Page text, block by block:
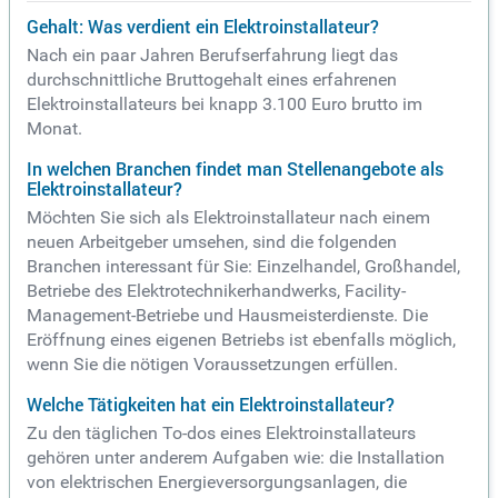
Gehalt: Was verdient ein Elektroinstallateur?
Nach ein paar Jahren Berufserfahrung liegt das
durchschnittliche Bruttogehalt eines erfahrenen
Elektroinstallateurs bei knapp 3.100 Euro brutto im
Monat.
In welchen Branchen findet man Stellenangebote als
Elektroinstallateur?
Möchten Sie sich als Elektroinstallateur nach einem
neuen Arbeitgeber umsehen, sind die folgenden
Branchen interessant für Sie: Einzelhandel, Großhandel,
Betriebe des Elektrotechnikerhandwerks, Facility-
Management-Betriebe und Hausmeisterdienste. Die
Eröffnung eines eigenen Betriebs ist ebenfalls möglich,
wenn Sie die nötigen Voraussetzungen erfüllen.
Welche Tätigkeiten hat ein Elektroinstallateur?
Zu den täglichen To-dos eines Elektroinstallateurs
gehören unter anderem Aufgaben wie: die Installation
von elektrischen Energieversorgungsanlagen, die